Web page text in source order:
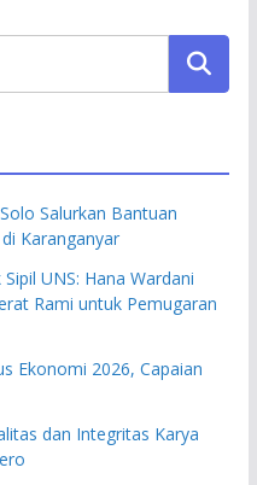
Salurkan Bantuan
Karanganyar
UNS: Hana Wardani
Rami untuk Pemugaran
Ekonomi 2026, Capaian
dan Integritas Karya